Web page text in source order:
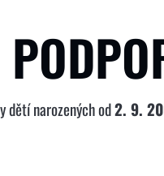
dětí narozených od2. 9.